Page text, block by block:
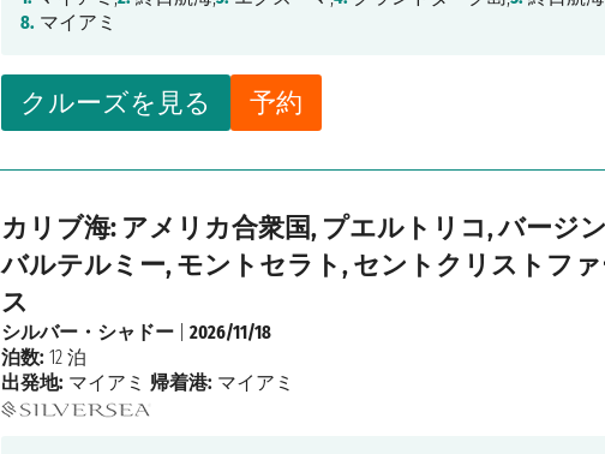
クルーズを見る 予約
8. マイアミ
カリブ海: アメリカ合衆国, プエルトリコ, バージ
バルテルミー, モントセラト, セントクリストフ
ス
シルバー・シャドー |2026/11/18
泊数: 12 泊
出発地: マイアミ 帰着港: マイアミ